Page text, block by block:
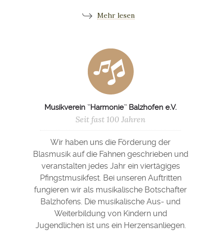
Mehr lesen
Musikverein ``Harmonie`` Balzhofen e.V.
Seit fast 100 Jahren
Wir haben uns die Förderung der
Blasmusik auf die Fahnen geschrieben und
veranstalten jedes Jahr ein viertägiges
Pfingstmusikfest. Bei unseren Auftritten
fungieren wir als musikalische Botschafter
Balzhofens. Die musikalische Aus- und
Weiterbildung von Kindern und
Jugendlichen ist uns ein Herzensanliegen.